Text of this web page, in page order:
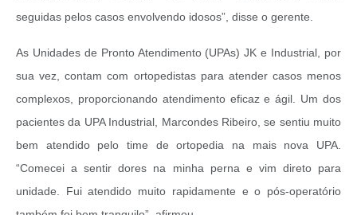
seguidas pelos casos envolvendo idosos”, disse o gerente.
As Unidades de Pronto Atendimento (UPAs) JK e Industrial, por
sua vez, contam com ortopedistas para atender casos menos
complexos, proporcionando atendimento eficaz e ágil. Um dos
pacientes da UPA Industrial, Marcondes Ribeiro, se sentiu muito
bem atendido pelo time de ortopedia na mais nova UPA.
“Comecei a sentir dores na minha perna e vim direto para
unidade. Fui atendido muito rapidamente e o pós-operatório